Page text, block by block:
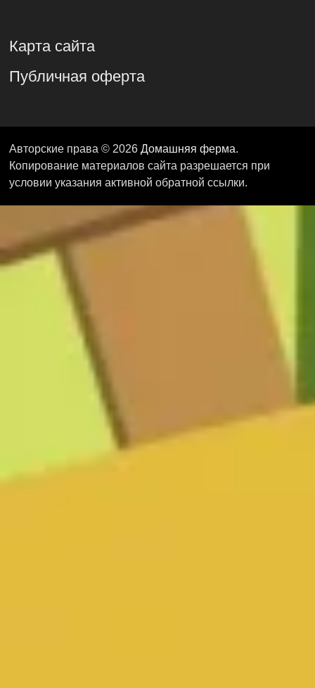
Карта сайта
Публичная оферта
Авторские права © 2026 Домашняя ферма.
Копирование материалов сайта разрешается при
условии указания активной обратной ссылки.